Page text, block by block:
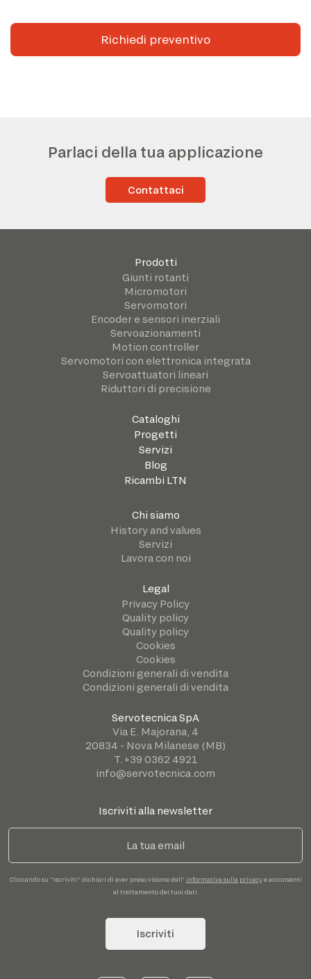
Richiedi preventivo
Parlaci della tua applicazione
Contattaci
Prodotti
Giunti rotanti
Micromotori
Servomotori
Encoder e sensori inerziali
Servoazionamenti
Motion controller
Servomotori con elettronica integrata
Servoattuatori lineari
Riduttori di precisione
Cataloghi
Progetti
Servizi
Blog
Ricambi LTN
Chi siamo
History and values
Servizi
Lavora con noi
Legal
Privacy Policy
Quality policy
Quality policy
Cookies
Cookies
Condizioni generali di vendita
Condizioni generali di vendita
Servotecnica SpA
Via E. Majorana, 4
20834 - Nova Milanese (MB)
T. +39 0362 4921
info@servotecnica.com
Iscriviti alla newsletter
Cliccando su "Iscriviti" dichiari di aver preso visione dell' informativa sulla privacye acconsenti
al trattamento dei tuoi dati.
Iscriviti